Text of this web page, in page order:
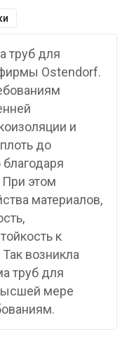
труб для
Ostendorf.
и
до
При этом
материалов,
к
возникла
труб для
мере